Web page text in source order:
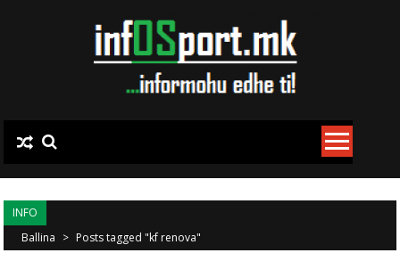
INFO
Ballina > Posts tagged "kf renova"